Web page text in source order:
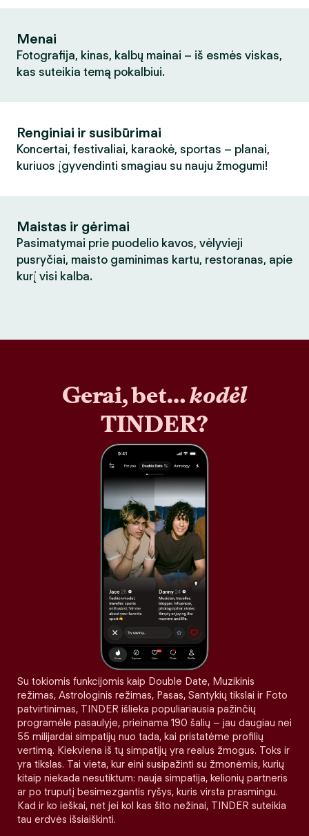
Menai
Fotografija, kinas, kalbų mainai – iš esmės viskas,
kas suteikia temą pokalbiui.
Renginiai ir susibūrimai
Koncertai, festivaliai, karaokė, sportas – planai,
kuriuos įgyvendinti smagiau su nauju žmogumi!
Maistas ir gėrimai
Pasimatymai prie puodelio kavos, vėlyvieji
pusryčiai, maisto gaminimas kartu, restoranas, apie
kurį visi kalba.
Gerai, bet…kodėl
TINDER?
Su tokiomis funkcijomis kaip Double Date, Muzikinis
režimas, Astrologinis režimas, Pasas, Santykių tikslai ir Foto
patvirtinimas, TINDER išlieka populiariausia pažinčių
programėle pasaulyje, prieinama 190 šalių – jau daugiau nei
55 milijardai simpatijų nuo tada, kai pristatėme profilių
vertimą. Kiekviena iš tų simpatijų yra realus žmogus. Toks ir
yra tikslas. Tai vieta, kur eini susipažinti su žmonėmis, kurių
kitaip niekada nesutiktum: nauja simpatija, kelionių partneris
ar po truputį besimezgantis ryšys, kuris virsta prasmingu.
Kad ir ko ieškai, net jei kol kas šito nežinai, TINDER suteikia
tau erdvės išsiaiškinti.